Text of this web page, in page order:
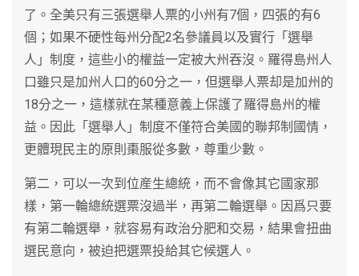
了。全美只有三張選舉人票的小州有7個，四張的有6
個；如果不硬性每州分配2名參議員以及實行「選舉
人」制度，這些小的權益一定被大州吞沒。羅得島州人
口雖只是加州人口的60分之一，但選舉人票却是加州的
18分之一，這樣就在某種意義上保護了羅得島州的權
益。因此「選舉人」制度不僅符合美國的聯邦制國情，
更體現民主的原則棗服從多數，尊重少數。
第二，可以一次到位産生總統，而不會像其它國家那
樣，第一輪總統選票沒過半，再第二輪選舉。因爲只要
有第二輪選舉，就容易有政治分肥和交易，結果會扭曲
選民意向，被迫把選票投給其它候選人。